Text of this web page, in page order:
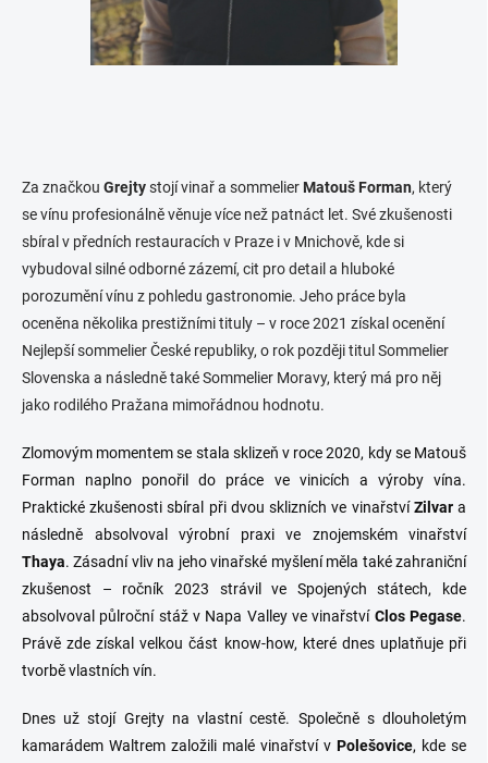
Za značkou Grejtystojí vinař a sommelierMatouš Forman, který
se vínu profesionálně věnuje více než patnáct let. Své zkušenosti
sbíral v předních restauracích v Praze i v Mnichově, kde si
vybudoval silné odborné zázemí, cit pro detail a hluboké
porozumění vínu z pohledu gastronomie. Jeho práce byla
oceněna několika prestižními tituly – v roce 2021 získal ocenění
Nejlepší sommelier České republiky, o rok později titul Sommelier
Slovenska a následně také Sommelier Moravy, který má pro něj
jako rodilého Pražana mimořádnou hodnotu.
Zlomovým momentem se stala sklizeň v roce 2020, kdy se Matouš
Forman naplno ponořil do práce ve vinicích a výroby vína.
Praktické zkušenosti sbíral při dvou sklizních ve vinařstvíZilvara
následně absolvoval výrobní praxi ve znojemském vinařství
Thaya. Zásadní vliv na jeho vinařské myšlení měla také zahraniční
zkušenost – ročník 2023 strávil ve Spojených státech, kde
absolvoval půlroční stáž v Napa Valley ve vinařství Clos Pegase.
Právě zde získal velkou část know-how, které dnes uplatňuje při
tvorbě vlastních vín.
Dnes už stojí Grejty na vlastní cestě. Společně s dlouholetým
kamarádem Waltrem založili malé vinařství v Polešovice, kde se